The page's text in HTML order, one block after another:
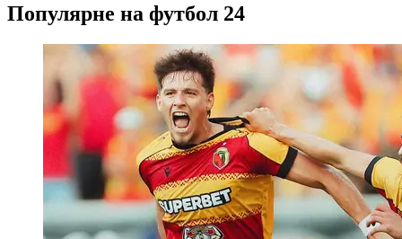
Популярне на футбол 24